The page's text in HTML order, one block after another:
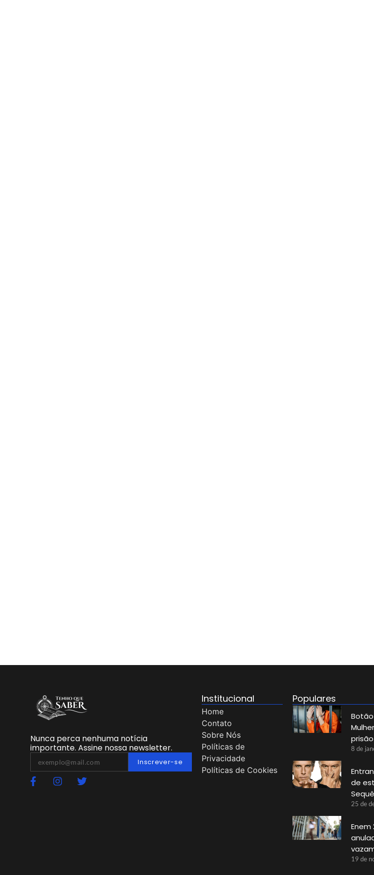
Nunca perca nenhuma notícia
importante. Assine nossa newsletter.
Inscrever-se
Institucional
Home
Contato
Sobre Nós
Políticas de
Privacidade
Políticas de Cookies
Populares
8 de
de
25 de
19 de